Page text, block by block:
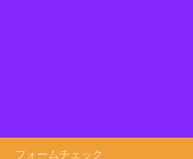
フォームチェック